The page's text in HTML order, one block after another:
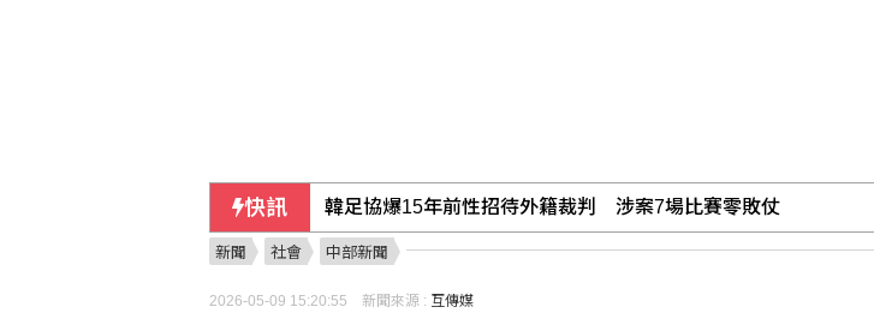
快訊 台東農業處長涉圖利「議長家族的渡假村」 從交保變成羈押禁見
新聞 社會 中部新聞
2026-05-09 15:20:55 新聞來源 : 互傳媒